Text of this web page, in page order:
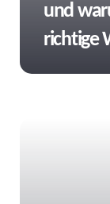
und
richtige